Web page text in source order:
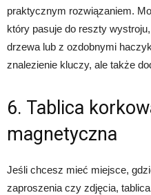
praktycznym rozwiązaniem.
który pasuje do reszty
drzewa lub z ozdobnymi
znalezienie kluczy, ale także
6. Tablica
magnetyczna
Jeśli chcesz mieć miejsce,
zaproszenia czy zdjęcia,